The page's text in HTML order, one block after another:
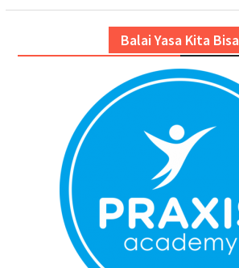
Balai Yasa Kita Bisa